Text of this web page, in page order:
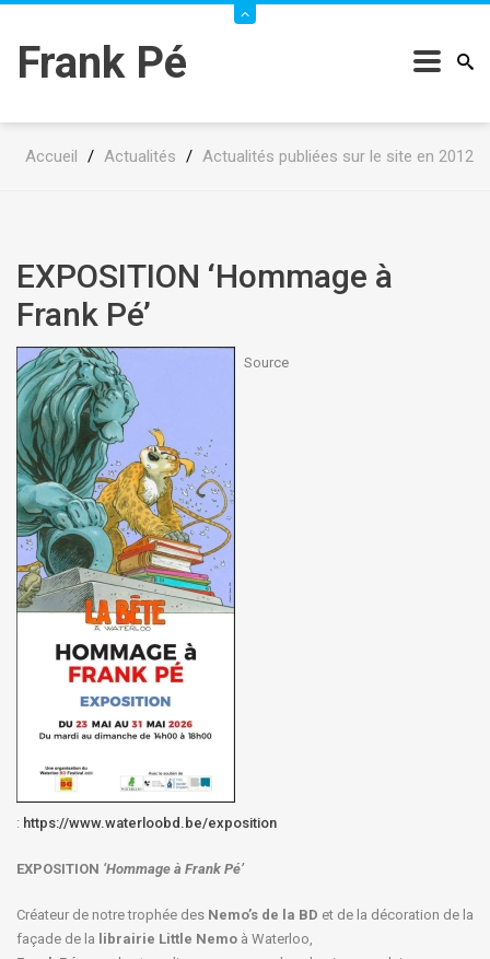
Frank Pé
Accueil / Actualités / Actualités publiées sur le site en 2012
EXPOSITION ‘Hommage à
Frank Pé’
Source
: https://www.waterloobd.be/exposition
EXPOSITION ‘Hommage à Frank Pé’
Créateur de notre trophée des Nemo’s de la BD et de la décoration de la
façade de la librairie Little Nemo à Waterloo,